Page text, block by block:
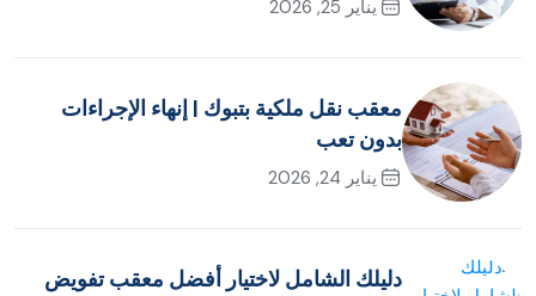
يناير 25, 2026
معقب نقل ملكية بتبوك | إنهاء الإجراءات
بدون تعب
يناير 24, 2026
دليلك الشامل لاختيار أفضل معقب تفويض